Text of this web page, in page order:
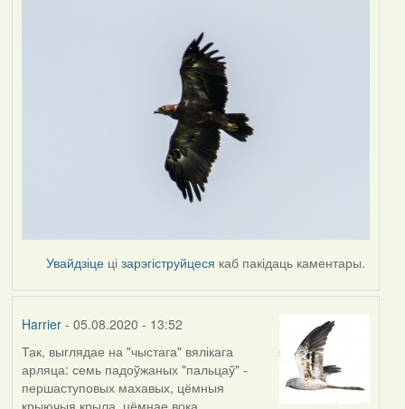
Увайдзіце цізарэгіструйцеся каб пакідаць каментары.
Harrier- 05.08.2020 - 13:52
In
reply
to
Так, выглядае на "чыстага" вялікага
арляца: семь падоўжаных "пальцаў" -
першаступовых махавых, цёмныя